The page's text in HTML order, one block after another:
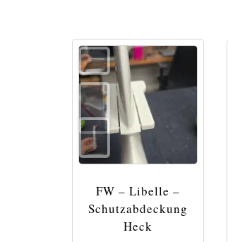
werden
FW – Libelle –
Schutzabdeckung
Heck